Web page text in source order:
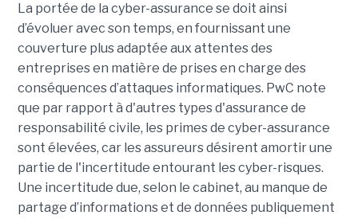
La portée de la cyber-assurance se doit ainsi
d’évoluer avec son temps, en fournissant une
couverture plus adaptée aux attentes des
entreprises en matière de prises en charge des
conséquences d’attaques informatiques. PwC note
que par rapport à d'autres types d'assurance de
responsabilité civile, les primes de cyber-assurance
sont élevées, car les assureurs désirent amortir une
partie de l'incertitude entourant les cyber-risques.
Une incertitude due, selon le cabinet, au manque de
partage d’informations et de données publiquement